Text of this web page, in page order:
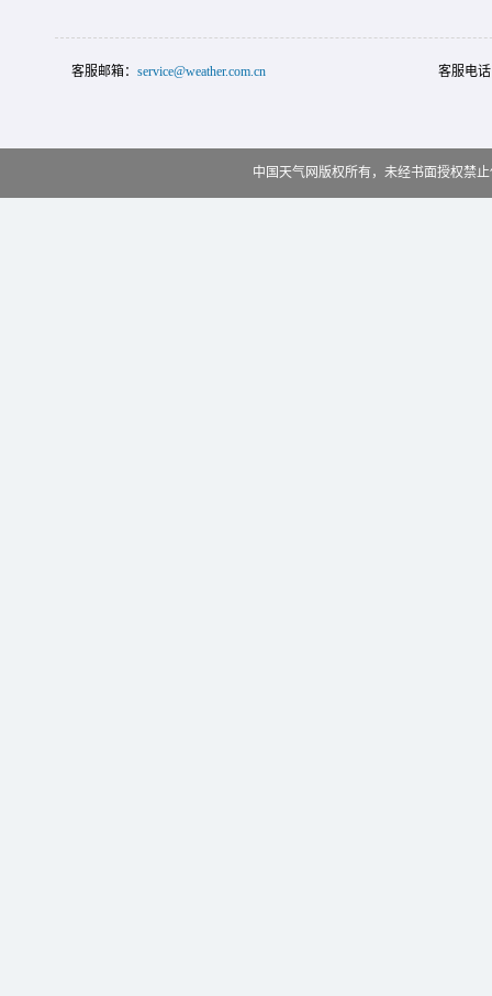
客服邮箱： service@weather.com.cn 客服电
中国天气网版权所有，未经书面授权